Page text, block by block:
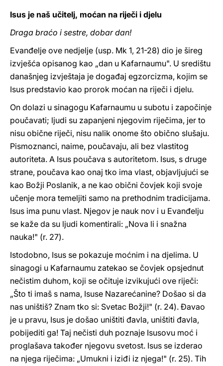
Isus je naš učitelj, moćan na riječi i djelu
Draga braćo i sestre, dobar dan!
Evanđelje ove nedjelje (usp. Mk 1, 21-28) dio je šireg
izvješća opisanog kao „dan u Kafarnaumu". U središtu
današnjeg izvještaja je događaj egzorcizma, kojim se
Isus predstavio kao prorok moćan na riječi i djelu.
On dolazi u sinagogu Kafarnaumu u subotu i započinje
poučavati; ljudi su zapanjeni njegovim riječima, jer to
nisu obične riječi, nisu nalik onome što obično slušaju.
Pismoznanci, naime, poučavaju, ali bez vlastitog
autoriteta. A Isus poučava s autoritetom. Isus, s druge
strane, poučava kao onaj tko ima vlast, objavljujući se
kao Božji Poslanik, a ne kao obični čovjek koji svoje
učenje mora temeljiti samo na prethodnim tradicijama.
Isus ima punu vlast. Njegov je nauk nov i u Evanđelju
se kaže da su ljudi komentirali: „Nova li i snažna
nauka!" (r. 27).
Istodobno, Isus se pokazuje moćnim i na djelima. U
sinagogi u Kafarnaumu zatekao se čovjek opsjednut
nečistim duhom, koji se očituje izvikujući ove riječi:
„Što ti imaš s nama, Isuse Nazarećanine? Došao si da
nas uništiš? Znam tko si: Svetac Božji!" (r. 24). Đavao
je u pravu, Isus je došao uništiti đavla, uništiti đavla,
pobijediti ga! Taj nečisti duh poznaje Isusovu moć i
proglašava također njegovu svetost. Isus se izderao
na njega riječima: „Umukni i iziđi iz njega!" (r. 25). Tih